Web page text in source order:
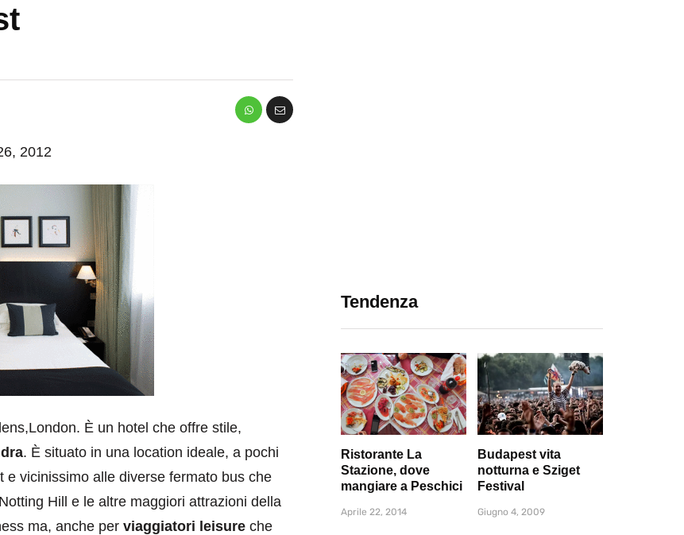
2012
È un hotel che offre stile,
. È situato in una location ideale, a pochi
vicinissimo alle diverse fermato bus che
Hill e le altre maggiori attrazioni della
ma, anche per viaggiatori leisure che
Tendenza
Ristorante La
Stazione, dove
mangiare a Peschici
Aprile 22, 2014
Budapest vita
notturna e Sziget
Festival
Giugno 4, 2009